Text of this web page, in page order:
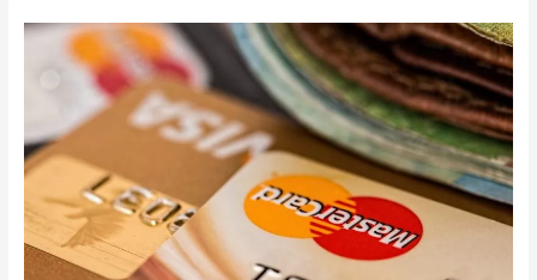
strengere
controle
webshops